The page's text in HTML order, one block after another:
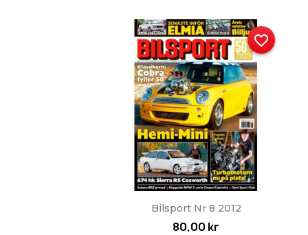
Snabbvy
Bilsport Nr 8 2012
80,00 kr
favorite_border